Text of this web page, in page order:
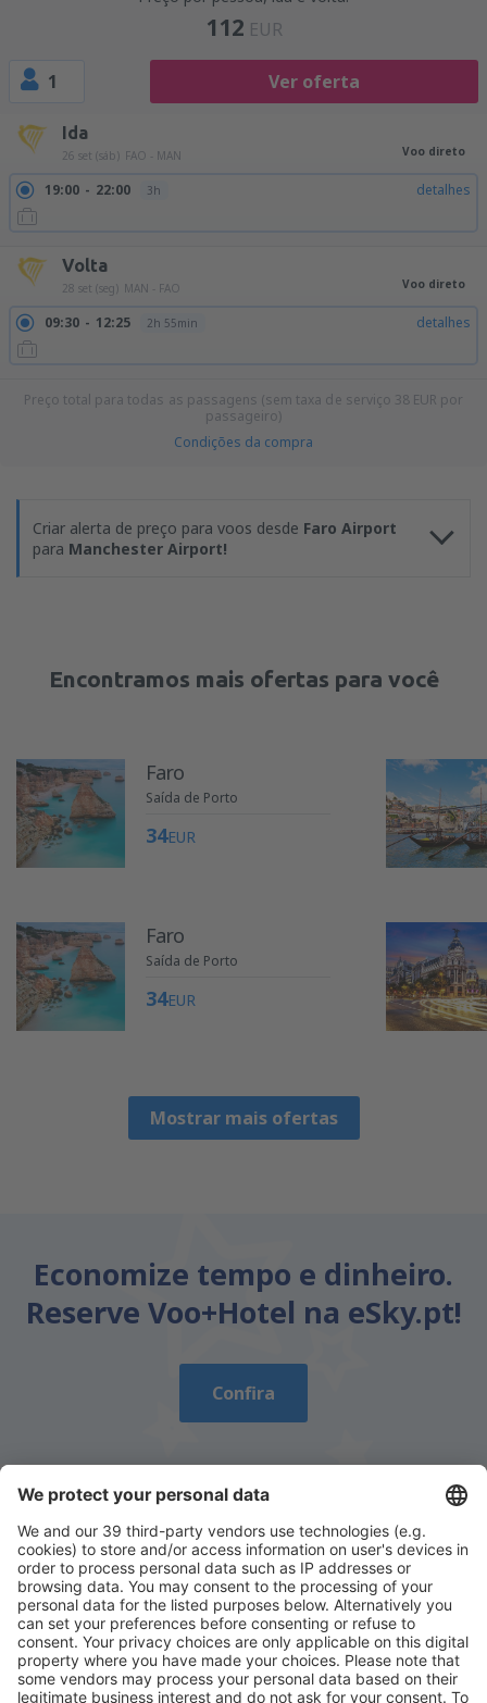
112 EUR
1 Ver oferta
Ida
26 set (sáb) FAO - MAN Voo direto
19:00 22:00 3h detalhes
Volta
28 set (seg) MAN - FAO Voo direto
09:30 12:25 2h 55min detalhes
Preço total para todas as passagens (sem taxa de serviço 38 EUR por
passageiro)
Condições da compra
Criar alerta de preço para voos desde Faro Airport
para Manchester Airport!
Encontramos mais ofertas para você
Faro
Saída de Porto
34EUR
Faro
Saída de Porto
34EUR
Mostrar mais ofertas
Economize tempo e dinheiro.
Reserve Voo+Hotel na eSky.pt!
Confira
Descarregue a nossa appe planeie
convenientemente as suas viagens